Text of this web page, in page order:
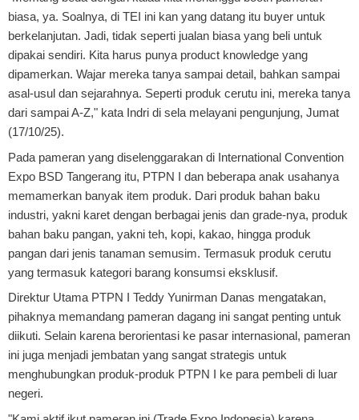
biasa, ya. Soalnya, di TEI ini kan yang datang itu buyer untuk
berkelanjutan. Jadi, tidak seperti jualan biasa yang beli untuk
dipakai sendiri. Kita harus punya product knowledge yang
dipamerkan. Wajar mereka tanya sampai detail, bahkan sampai
asal-usul dan sejarahnya. Seperti produk cerutu ini, mereka tanya
dari sampai A-Z," kata Indri di sela melayani pengunjung, Jumat
(17/10/25).
Pada pameran yang diselenggarakan di International Convention
Expo BSD Tangerang itu, PTPN I dan beberapa anak usahanya
memamerkan banyak item produk. Dari produk bahan baku
industri, yakni karet dengan berbagai jenis dan grade-nya, produk
bahan baku pangan, yakni teh, kopi, kakao, hingga produk
pangan dari jenis tanaman semusim. Termasuk produk cerutu
yang termasuk kategori barang konsumsi eksklusif.
Direktur Utama PTPN I Teddy Yunirman Danas mengatakan,
pihaknya memandang pameran dagang ini sangat penting untuk
diikuti. Selain karena berorientasi ke pasar internasional, pameran
ini juga menjadi jembatan yang sangat strategis untuk
menghubungkan produk-produk PTPN I ke para pembeli di luar
negeri.